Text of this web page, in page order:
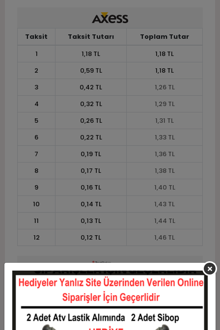
Taksit Taksit Tutarı
Toplam Tutar
1
1,18 TL
1,18 TL
2
0,59 TL
1,18 TL
3
0,42 TL
1,26 TL
4
0,32 TL
1,29 TL
5
0,26 TL
1,31 TL
6
0,22 TL
1,33 TL
7
0,19 TL
1,36 TL
8
0,17 TL
1,38 TL
9
0,16 TL
1,40 TL
10
0,14 TL
1,43 TL
11
0,13 TL
1,44 TL
12
0,12 TL 1,46 TL
Taksit Taksit Tutarı
Toplam Tutar
1,18 TL
1,18 TL
2
0,59 TL
1,18 TL